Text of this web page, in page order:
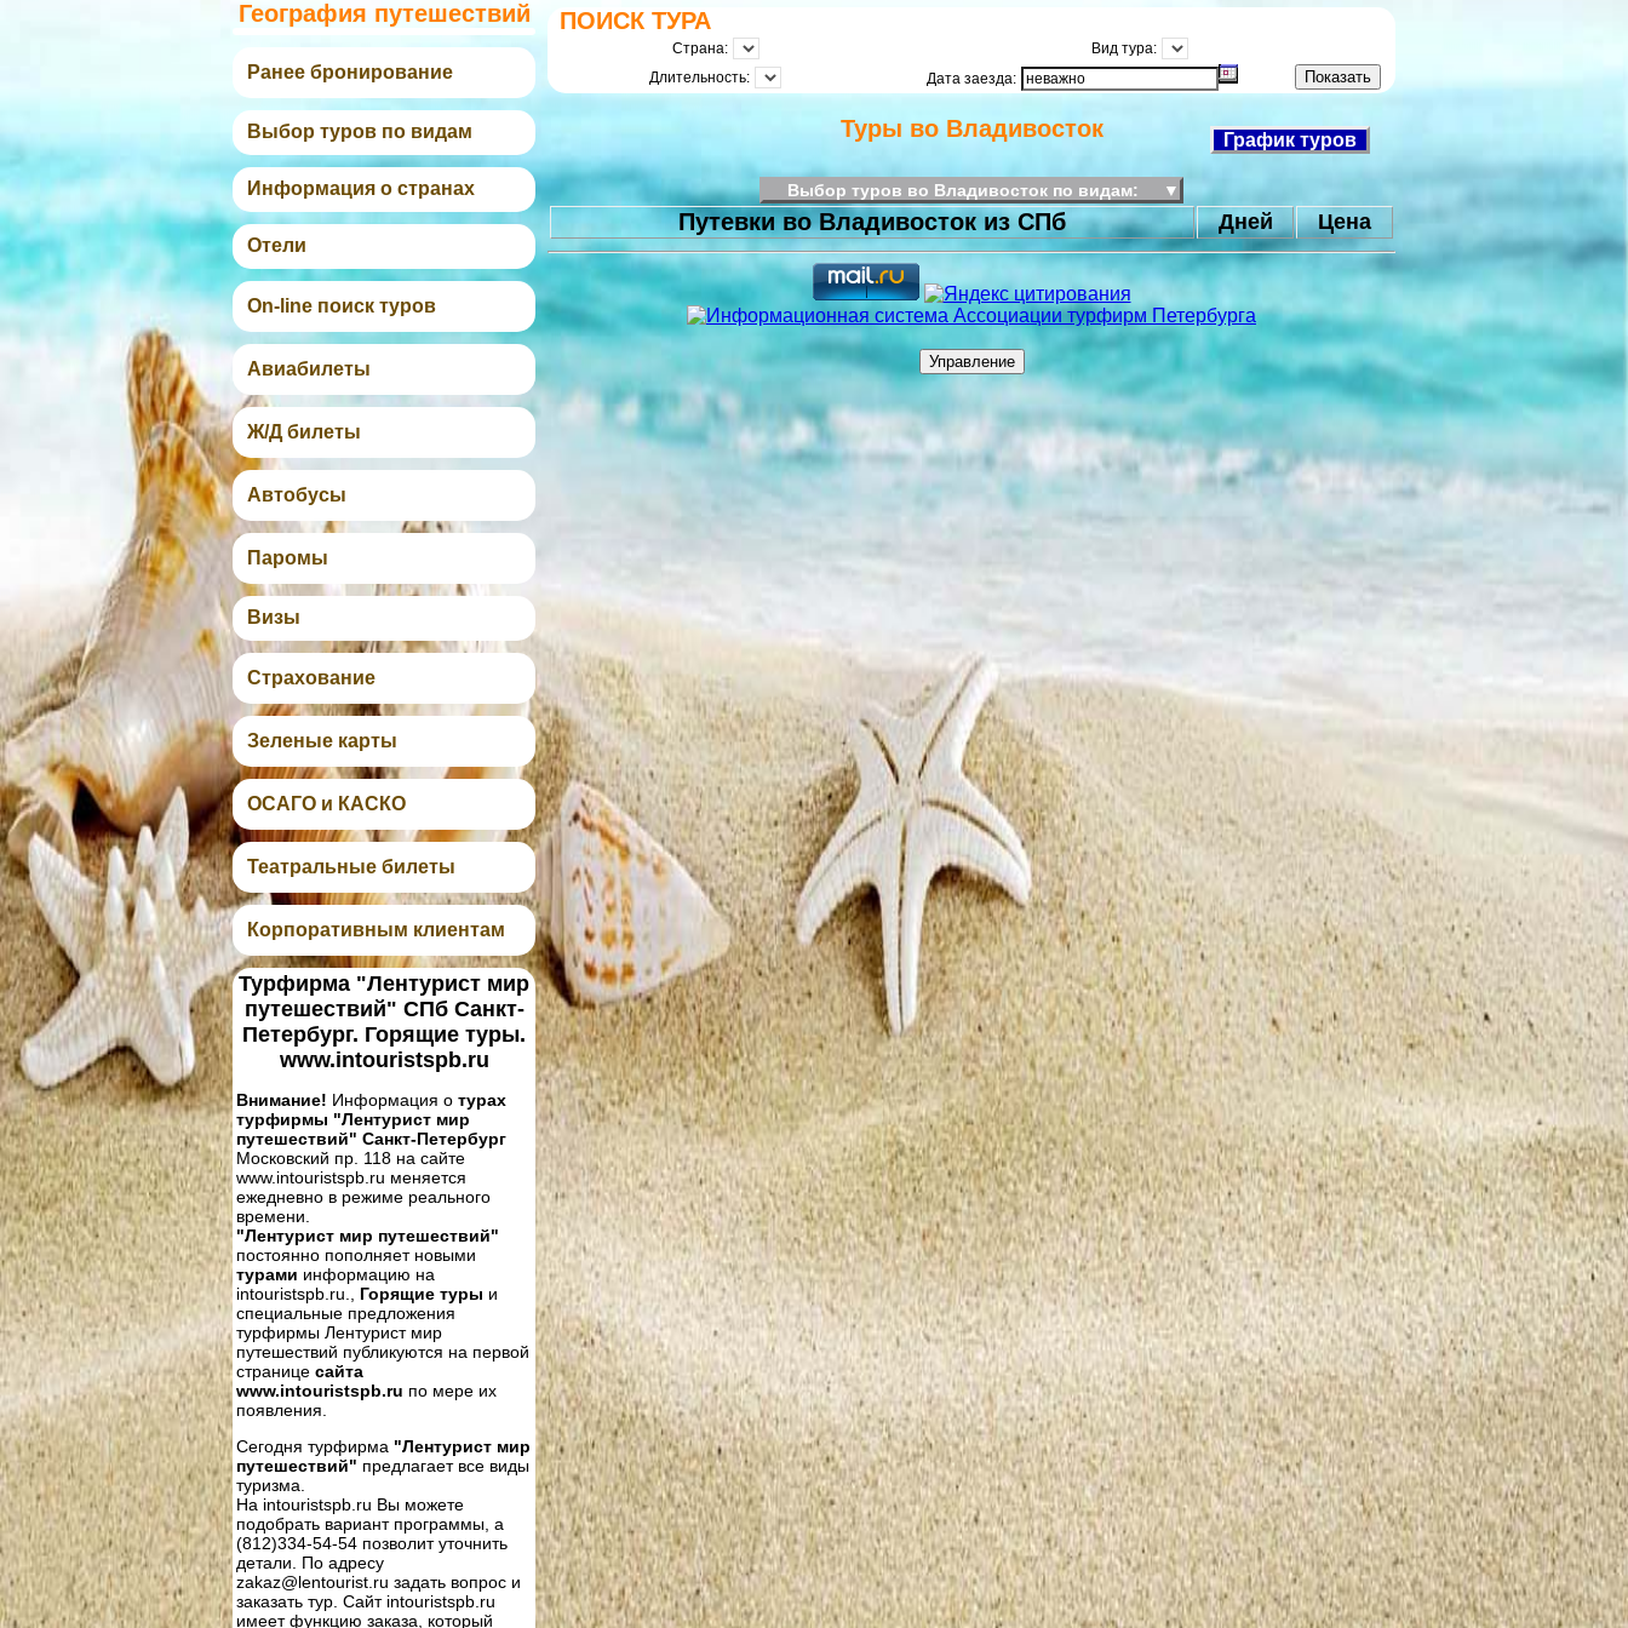
География путешествий
Ранее бронирование
Выбор туров по видам
Информация о странах
Отели
On-line поиск туров
Авиабилеты
Ж/Д билеты
Автобусы
Паромы
Визы
Страхование
Зеленые карты
ОСАГО и КАСКО
Театральные билеты
Корпоративным клиентам
Турфирма "Лентурист мир
путешествий" СПб Санкт-
Петербург. Горящие туры.
www.intouristspb.ru
Внимание! Информация о турах
турфирмы "Лентурист мир
путешествий" Санкт-Петербург
Московский пр. 118 на сайте
www.intouristspb.ru меняется
ежедневно в режиме реального
времени.
"Лентурист мир путешествий"
постоянно пополняет новыми
турами информацию на
intouristspb.ru., Горящие туры и
специальные предложения
турфирмы Лентурист мир
путешествий публикуются на первой
странице сайта
www.intouristspb.ru по мере их
появления.
Сегодня турфирма "Лентурист мир
путешествий" предлагает все виды
туризма.
На intouristspb.ru Вы можете
подобрать вариант программы, а
(812)334-54-54 позволит уточнить
детали. По адресу
zakaz@lentourist.ru задать вопрос и
заказать тур. Сайт intouristspb.ru
имеет функцию заказа, который
ПОИСК ТУРА
Страна:
Вид тура:
Длительность:
Дата заезда:
Туры во Владивосток График туров
Выбор туров во Владивосток по видам: ▼
Путевки во Владивосток из СПб Дней Цена